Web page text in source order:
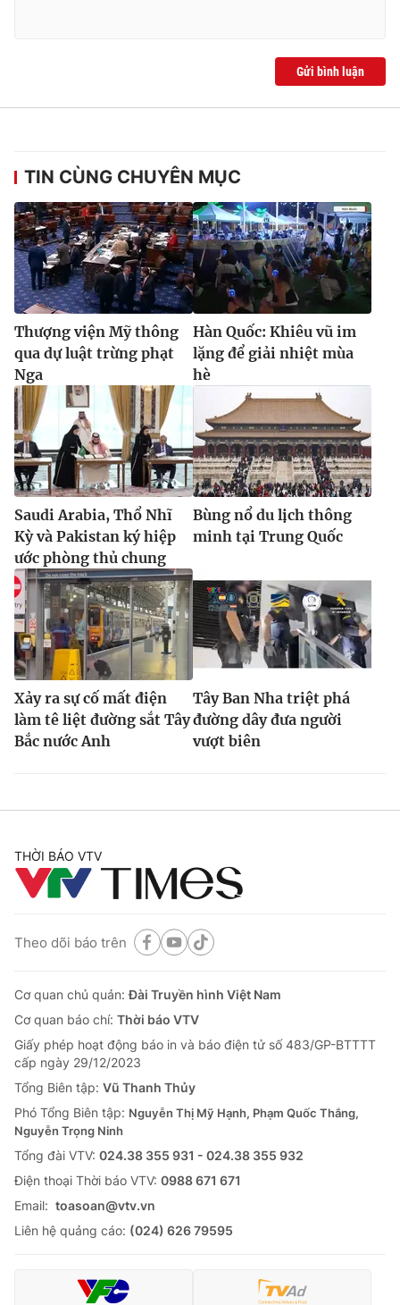
Gửi bình luận
TIN CÙNG CHUYÊN MỤC
Thượng viện Mỹ thông
qua dự luật trừng phạt
Nga
Hàn Quốc: Khiêu vũ im
lặng để giải nhiệt mùa
hè
Saudi Arabia, Thổ Nhĩ
Kỳ và Pakistan ký hiệp
ước phòng thủ chung
Bùng nổ du lịch thông
minh tại Trung Quốc
Xảy ra sự cố mất điện
làm tê liệt đường sắt Tây
Bắc nước Anh
Tây Ban Nha triệt phá
đường dây đưa người
vượt biên
THỜI BÁO VTV
Theo dõi báo trên
Cơ quan chủ quản:Đài Truyền hình Việt Nam
Cơ quan báo chí: Thời báo VTV
Giấy phép hoạt động báo in và báo điện tử số 483/GP-BTTTT
cấp ngày 29/12/2023
Tổng Biên tập: Vũ Thanh Thủy
Phó Tổng Biên tập: Nguyễn Thị Mỹ Hạnh, Phạm Quốc Thắng,
Nguyễn Trọng Ninh
Tổng đài VTV: 024.38 355 931 - 024.38 355 932
Ðiện thoại Thời báo VTV: 0988 671 671
Email: toasoan@vtv.vn
Liên hệ quảng cáo: (024) 626 79595